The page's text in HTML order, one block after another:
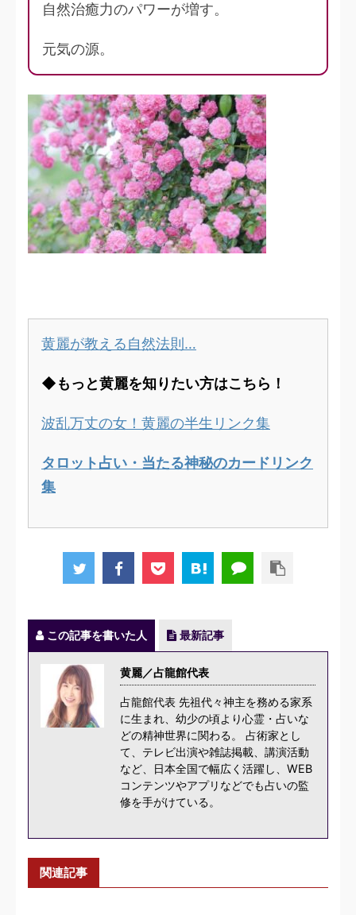
自然治癒力のパワーが増す。
元気の源。
黄麗が教える自然法則…
◆もっと黄麗を知りたい方はこちら！
波乱万丈の女！黄麗の半生リンク集
タロット占い・当たる神秘のカードリンク
集
この記事を書いた人 最新記事
黄麗／占龍館代表
占龍館代表 先祖代々神主を務める家系
に生まれ、幼少の頃より心霊・占いな
どの精神世界に関わる。 占術家とし
て、テレビ出演や雑誌掲載、講演活動
など、日本全国で幅広く活躍し、WEB
コンテンツやアプリなどでも占いの監
修を手がけている。
関連記事